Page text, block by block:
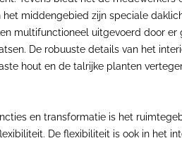
middengebied zijn speciale
multifunctioneel uitgevoerd door
De robuuste details van het
hout en de talrijke planten
en transformatie is het
De flexibiliteit is ook in het